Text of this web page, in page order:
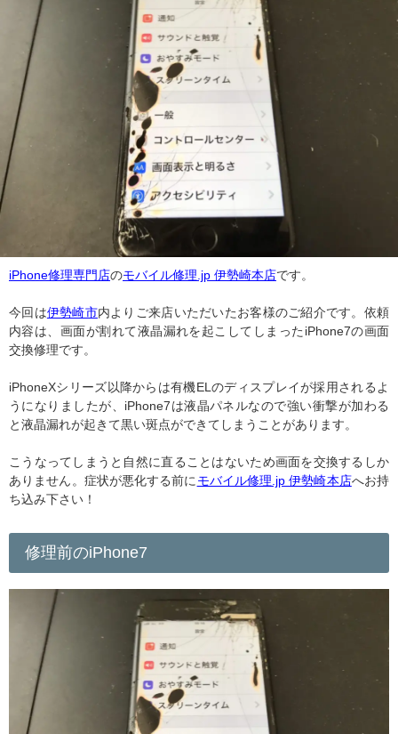
iPhone修理専門店のモバイル修理.jp 伊勢崎本店です。
今回は伊勢崎市内よりご来店いただいたお客様のご紹介です。依頼
内容は、画面が割れて液晶漏れを起こしてしまったiPhone7の画面
交換修理です。
iPhoneXシリーズ以降からは有機ELのディスプレイが採用されるよ
うになりましたが、iPhone7は液晶パネルなので強い衝撃が加わる
と液晶漏れが起きて黒い斑点ができてしまうことがあります。
こうなってしまうと自然に直ることはないため画面を交換するしか
ありません。症状が悪化する前に モバイル修理.jp 伊勢崎本店へお持
ち込み下さい！
修理前のiPhone7